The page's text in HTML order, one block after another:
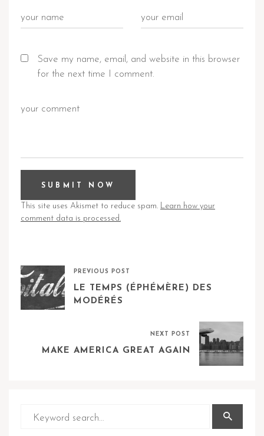
Save my name, email, and website in this browser
for the next time I comment.
This site uses Akismet to reduce spam. Learn how your
comment data is processed.
PREVIOUS POST
LE TEMPS (ÉPHÉMÈRE) DES
MODÉRÉS
NEXT POST
MAKE AMERICA GREAT AGAIN